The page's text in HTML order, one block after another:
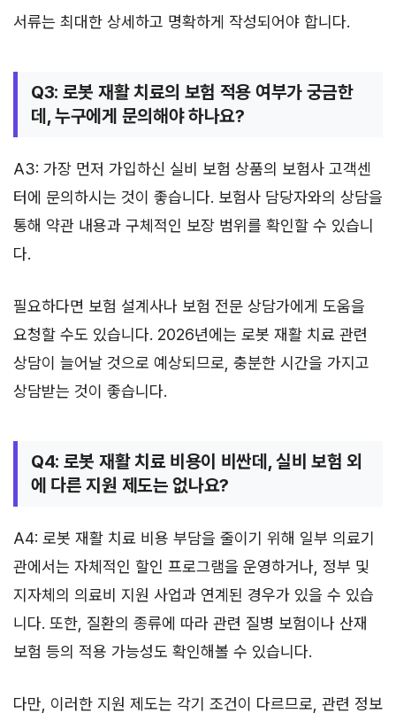
서류는 최대한 상세하고 명확하게 작성되어야 합니다.
Q3: 로봇 재활 치료의 보험 적용 여부가 궁금한
데, 누구에게 문의해야 하나요?
A3: 가장 먼저 가입하신 실비 보험 상품의 보험사 고객센
터에 문의하시는 것이 좋습니다. 보험사 담당자와의 상담을
통해 약관 내용과 구체적인 보장 범위를 확인할 수 있습니
다.
필요하다면 보험 설계사나 보험 전문 상담가에게 도움을
요청할 수도 있습니다. 2026년에는 로봇 재활 치료 관련
상담이 늘어날 것으로 예상되므로, 충분한 시간을 가지고
상담받는 것이 좋습니다.
Q4: 로봇 재활 치료 비용이 비싼데, 실비 보험 외
에 다른 지원 제도는 없나요?
A4: 로봇 재활 치료 비용 부담을 줄이기 위해 일부 의료기
관에서는 자체적인 할인 프로그램을 운영하거나, 정부 및
지자체의 의료비 지원 사업과 연계된 경우가 있을 수 있습
니다. 또한, 질환의 종류에 따라 관련 질병 보험이나 산재
보험 등의 적용 가능성도 확인해볼 수 있습니다.
다만, 이러한 지원 제도는 각기 조건이 다르므로, 관련 정보